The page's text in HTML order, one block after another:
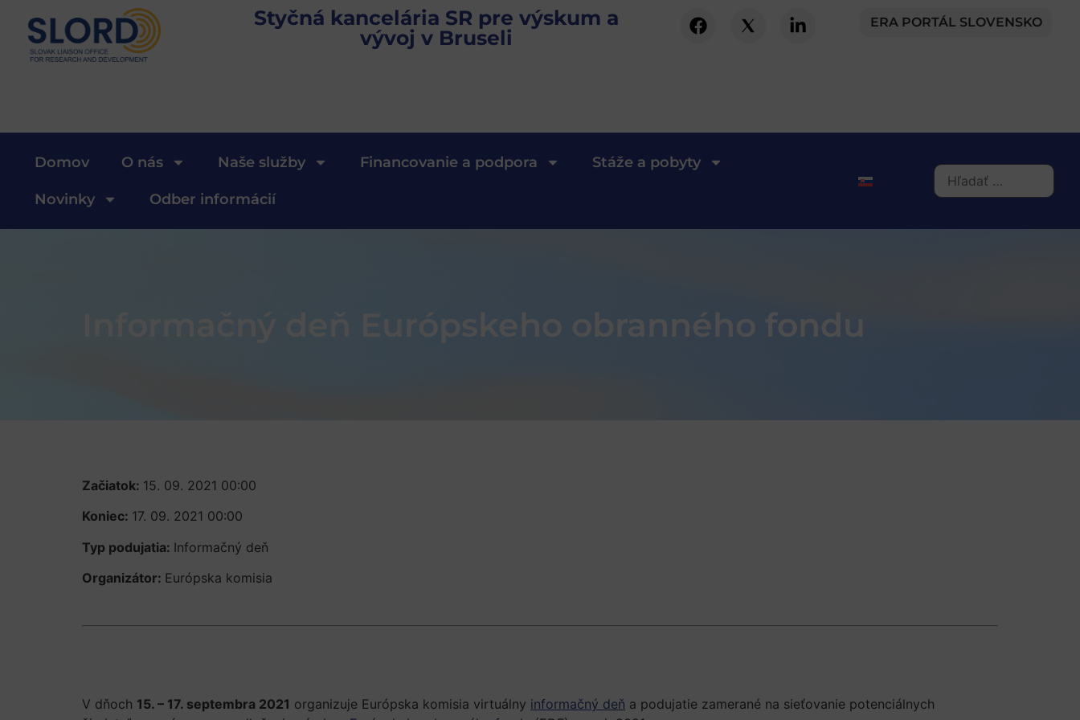
Styčná kancelária SR pre výskum a
vývoj v Bruseli
ERA PORTÁL SLOVENSKO
Domov O nás Naše služby Financovanie a podpora Stáže a pobyty
Novinky Odber informácií
Informačný deň Európskeho obranného fondu
Začiatok: 15. 09. 2021 00:00
Koniec: 17. 09. 2021 00:00
Typ podujatia: Informačný deň
Organizátor: Európska komisia
V dňoch 15. – 17. septembra 2021 organizuje Európska komisia virtuálny informačný deň a podujatie zamerané na sieťovanie potenciálnych